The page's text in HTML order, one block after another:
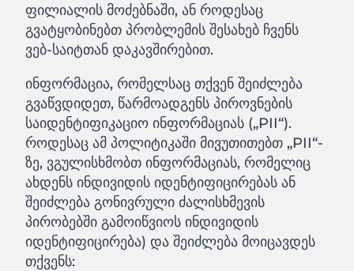
ფილიალის მოძებნაში, ან როდესაც
გვატყობინებთ პრობლემის შესახებ ჩვენს
ვებ-საიტთან დაკავშირებით.
ინფორმაცია, რომელსაც თქვენ შეიძლება
გვაწვდიდეთ, წარმოადგენს პიროვნების
საიდენტიფიკაციო ინფორმაციას („PII“).
როდესაც ამ პოლიტიკაში მივუთითებთ „PII“-
ზე, ვგულისხმობთ ინფორმაციას, რომელიც
ახდენს ინდივიდის იდენტიფიცირებას ან
შეიძლება გონივრული ძალისხმევის
პირობებში გამოიწვიოს ინდივიდის
იდენტიფიცირება) და შეიძლება მოიცავდეს
თქვენს: